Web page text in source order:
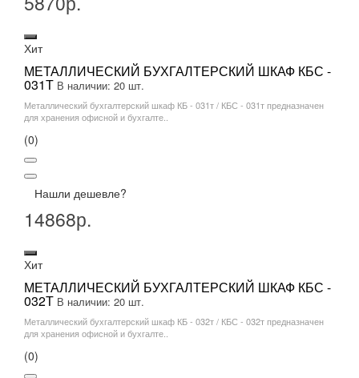
Хит
МЕТАЛЛИЧЕСКИЙ БУХГАЛТЕРСКИЙ ШКАФ КБС -
031Т В наличии: 20 шт.
Металлический бухгалтерский шкаф КБ - 031т / КБС - 031т предназначен
для хранения офисной и бухгалте..
(0)
Нашли дешевле?
14868р.
Хит
МЕТАЛЛИЧЕСКИЙ БУХГАЛТЕРСКИЙ ШКАФ КБС -
032Т В наличии: 20 шт.
Металлический бухгалтерский шкаф КБ - 032т / КБС - 032т предназначен
для хранения офисной и бухгалте..
(0)